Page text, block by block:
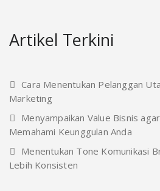
Artikel Terkini
Cara Menentukan Pelanggan
Marketing
Menyampaikan Value Bisnis
Memahami Keunggulan Anda
Menentukan Tone Komunikasi
Lebih Konsisten